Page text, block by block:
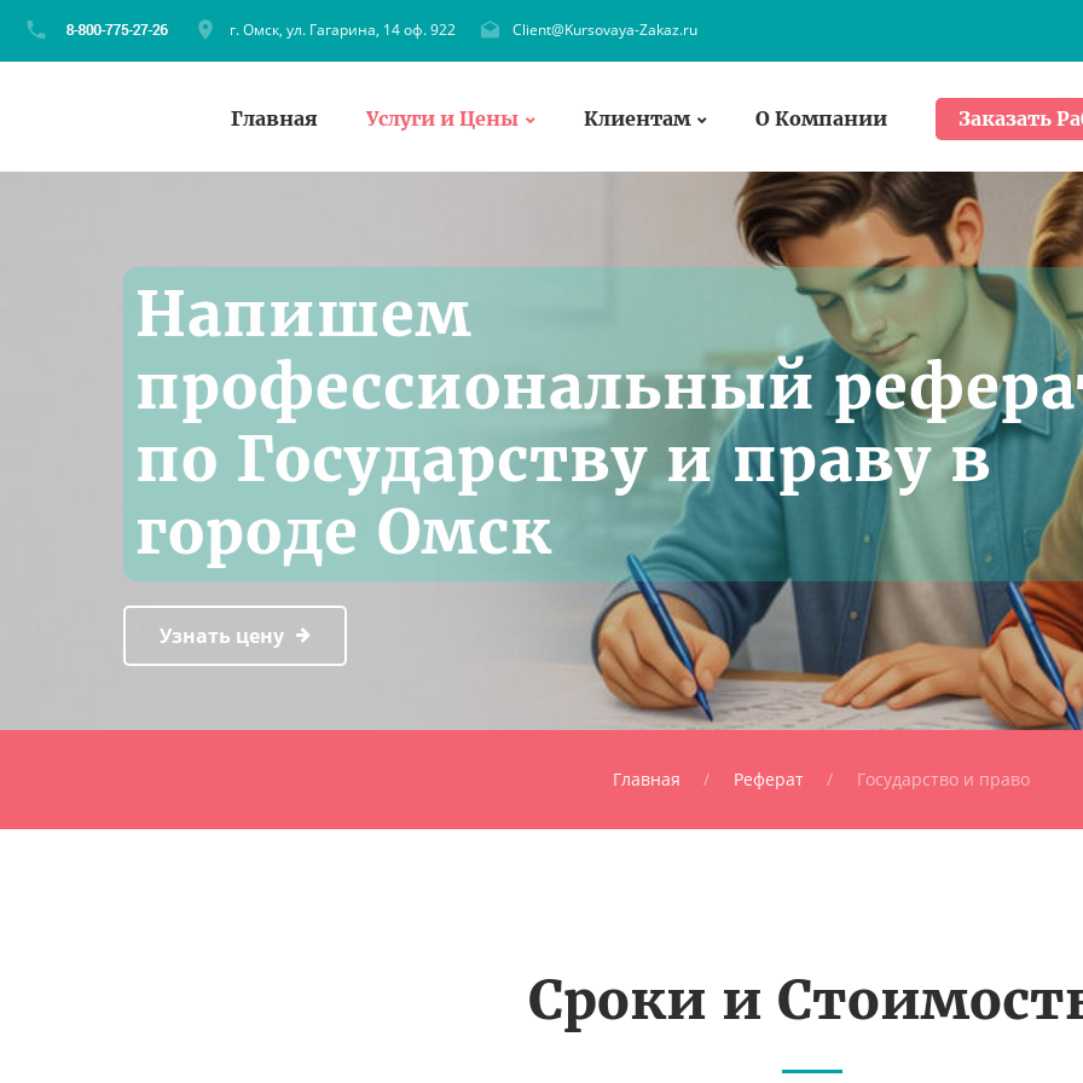
г. Омск, ул. Гагарина, 14 оф. 922 Client@Kursovaya-Zakaz.ru
Главная Услуги и Цены Клиентам О Компании Заказать
Напишем
профессиональный
по Государству и праву в
городе Омск
Узнать цену
Главная Реферат Государство и право
Сроки и